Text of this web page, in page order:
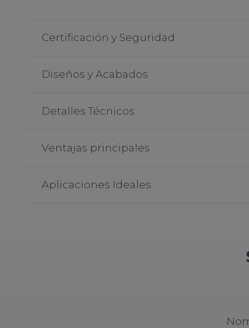
Certificación y Seguridad
Diseños y Acabados
Detalles Técnicos
Ventajas principales
Aplicaciones Ideales